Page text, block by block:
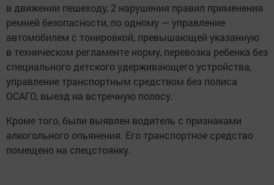
в движении пешеходу, 2 нарушения правил применения
ремней безопасности, по одному — управление
автомобилем с тонировкой, превышающей указанную
в техническом регламенте норму, перевозка ребенка без
специального детского удерживающего устройства,
управление транспортным средством без полиса
ОСАГО, выезд на встречную полосу.
Кроме того, были выявлен водитель с признаками
алкогольного опьянения. Его транспортное средство
помещено на спецстоянку.